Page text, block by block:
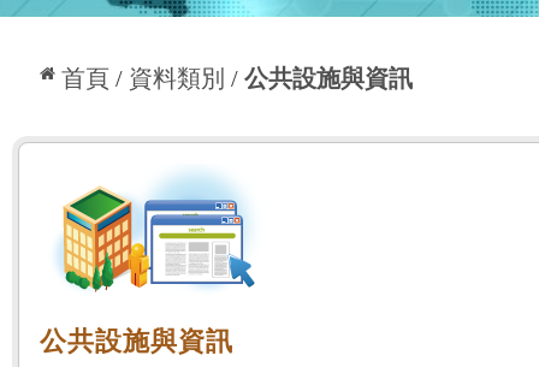
首頁 資料類別 公共設施與資訊
:::
公共設施與資訊
公共設施與資訊